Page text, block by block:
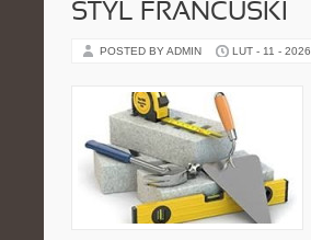
STYL FRANCUSKI
POSTED BY ADMIN LUT - 11 - 2026